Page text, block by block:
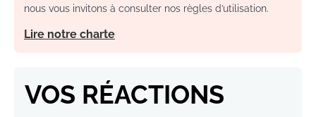
nous vous invitons à consulter nos règles d’utilisation.
Lire notre charte
VOS RÉACTIONS